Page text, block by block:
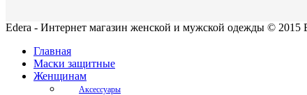
Edera - Интернет магазин женской и мужской одежды © 2015
Главная
Маски защитные
Женщинам
Аксессуары